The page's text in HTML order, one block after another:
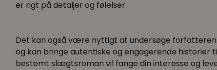
er rigt på detaljer og følelser.
Det kan også være nyttigt at undersøge
og kan bringe autentiske og engagerende
bestemt slægtsroman vil fange din interesse og